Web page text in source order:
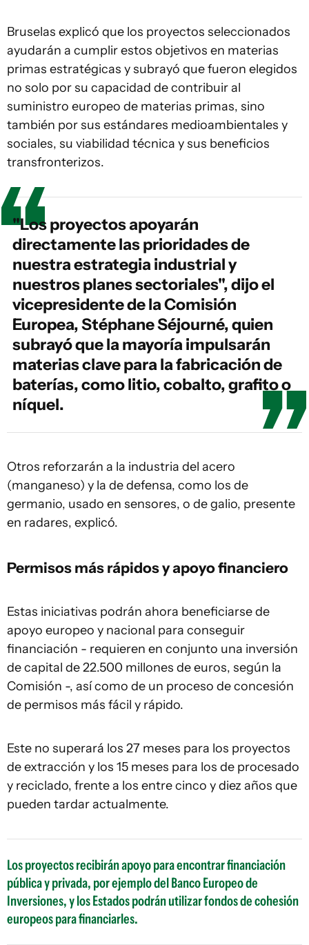
Bruselas explicó que los proyectos seleccionados
ayudarán a cumplir estos objetivos en materias
primas estratégicas y subrayó que fueron elegidos
no solo por su capacidad de contribuir al
suministro europeo de materias primas, sino
también por sus estándares medioambientales y
sociales, su viabilidad técnica y sus beneficios
transfronterizos.
"Los proyectos apoyarán
directamente las prioridades de
nuestra estrategia industrial y
nuestros planes sectoriales", dijo el
vicepresidente de la Comisión
Europea, Stéphane Séjourné, quien
subrayó que la mayoría impulsarán
materias clave para la fabricación de
baterías, como litio, cobalto, grafito o
níquel.
Otros reforzarán a la industria del acero
(manganeso) y la de defensa, como los de
germanio, usado en sensores, o de galio, presente
en radares, explicó.
Permisos más rápidos y apoyo financiero
Estas iniciativas podrán ahora beneficiarse de
apoyo europeo y nacional para conseguir
financiación - requieren en conjunto una inversión
de capital de 22.500 millones de euros, según la
Comisión -, así como de un proceso de concesión
de permisos más fácil y rápido.
Este no superará los 27 meses para los proyectos
de extracción y los 15 meses para los de procesado
y reciclado, frente a los entre cinco y diez años que
pueden tardar actualmente.
Los proyectos recibirán apoyo para encontrar financiación
pública y privada, por ejemplo del Banco Europeo de
Inversiones, y los Estados podrán utilizar fondos de cohesión
europeos para financiarles.